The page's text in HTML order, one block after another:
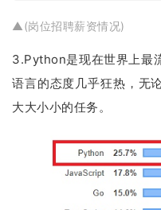
▲(岗位招聘薪资情况)
3.Python是现在世界上最
语言的态度几乎狂热，无
大大小小的任务。